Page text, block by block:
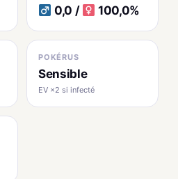
0,0 / 100,0%
POKÉRUS
Sensible
EV ×2 si infecté